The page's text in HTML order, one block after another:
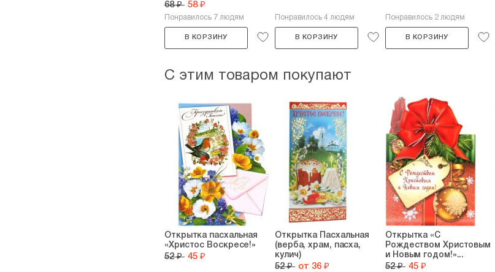
68 ₽ 58 ₽
Понравилось 7 людям
В КОРЗИНУ
Понравилось 4 людям
В КОРЗИНУ
Понравилось 2 людям
В КОРЗИНУ
С этим товаром покупают
Открытка пасхальная
«Христос Воскресе!»
52 ₽ 45 ₽
Открытка Пасхальная
(верба, храм, пасха,
кулич)
52 ₽ от 36 ₽
Открытка «С
Рождеством Христовым
и Новым годом!»...
52 ₽ 45 ₽